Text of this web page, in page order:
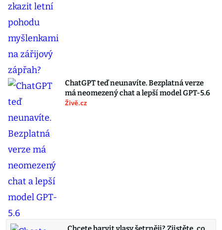
ChatGPT teď neunavíte. Bezplatná verze
má neomezený chat a lepší model GPT-5.6
Živě.cz